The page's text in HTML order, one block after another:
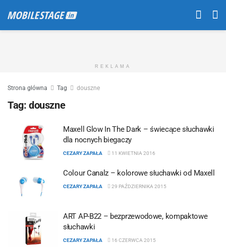
REKLAMA
Strona główna Tag douszne
Tag: douszne
Maxell Glow In The Dark – świecące słuchawki
dla nocnych biegaczy
CEZARY ZAPAŁA 11 KWIETNIA 2016
Colour Canalz – kolorowe słuchawki od Maxell
CEZARY ZAPAŁA 29 PAŹDZIERNIKA 2015
ART AP-B22 – bezprzewodowe, kompaktowe
słuchawki
CEZARY ZAPAŁA 16 CZERWCA 2015